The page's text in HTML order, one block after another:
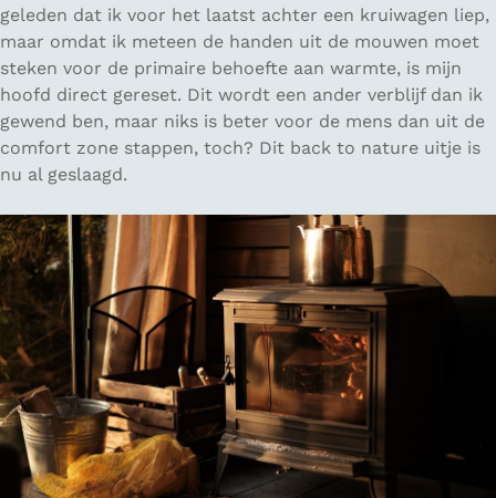
geleden dat ik voor het laatst achter een kruiwagen liep,
maar omdat ik meteen de handen uit de mouwen moet
steken voor de primaire behoefte aan warmte, is mijn
hoofd direct gereset. Dit wordt een ander verblijf dan ik
gewend ben, maar niks is beter voor de mens dan uit de
comfort zone stappen, toch? Dit back to nature uitje is
nu al geslaagd.